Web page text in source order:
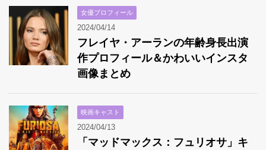
女優プロフィール
2024/04/14
フレイヤ・アーランの年齢身長出演
作プロフィール＆かわいいインスタ
画像まとめ
映画キャスト
2024/04/13
「マッドマックス：フュリオサ」キ